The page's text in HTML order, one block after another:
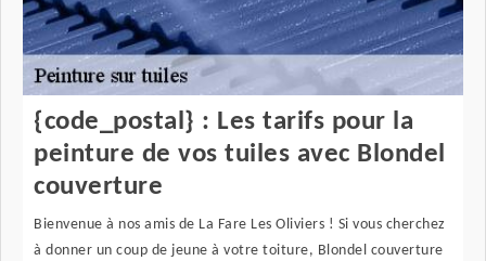
{code_postal} : Les tarifs pour la
peinture de vos tuiles avec Blondel
couverture
Bienvenue à nos amis de La Fare Les Oliviers ! Si vous cherchez
à donner un coup de jeune à votre toiture, Blondel couverture